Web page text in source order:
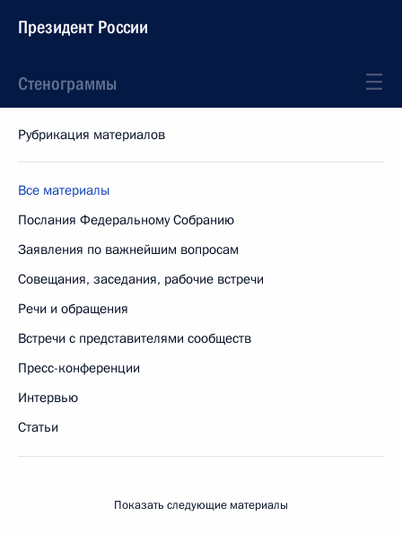
Президент России
Стенограммы
Рубрикация материалов
Все материалы
Послания Федеральному Собранию
Заявления по важнейшим вопросам
Совещания, заседания, рабочие встречи
Речи и обращения
Встречи с представителями сообществ
Пресс-конференции
Интервью
Статьи
Показать следующие материалы